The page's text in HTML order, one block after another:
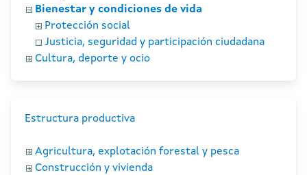
Bienestar y condiciones de vida
Protección social
Justicia, seguridad y participación ciudadana
Cultura, deporte y ocio
Estructura productiva
Agricultura, explotación forestal y pesca
Construcción y vivienda